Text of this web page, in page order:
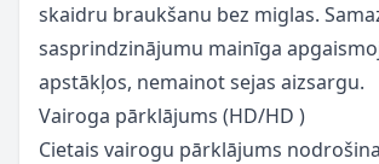
skaidru braukšanu bez miglas.
sasprindzinājumu mainīga
apstākļos, nemainot sejas aizsargu.
Vairoga pārklājums (HD/HD )
Cietais vairogu pārklājums